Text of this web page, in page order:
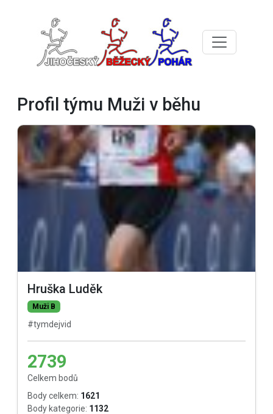
Profil týmu Muži v běhu
Hruška Luděk
Muži B
#tymdejvid
2739
Celkem bodů
Body celkem: 1621
Body kategorie: 1132